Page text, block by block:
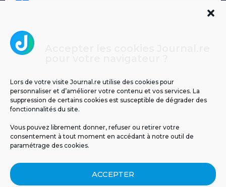
Lors de votre visite Journal.re utilise des cookies pour
personnaliser et d’améliorer votre contenu et vos services. La
suppression de certains cookies est susceptible de dégrader des
fonctionnalités du site.
Vous pouvez librement donner, refuser ou retirer votre
consentement à tout moment en accédant à notre outil de
paramétrage des cookies.
ACCEPTER
MENTIONS LÉGALES PUBLICITÉ
BLOG
NOS ÉMISSIONS
POLITIQUE DE CONFIDENTIALITÉ